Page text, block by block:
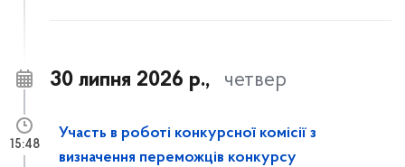
30 липня 2026 р., четвер
Участь в роботі конкурсної комісії з
визначення переможців конкурсу
15:48